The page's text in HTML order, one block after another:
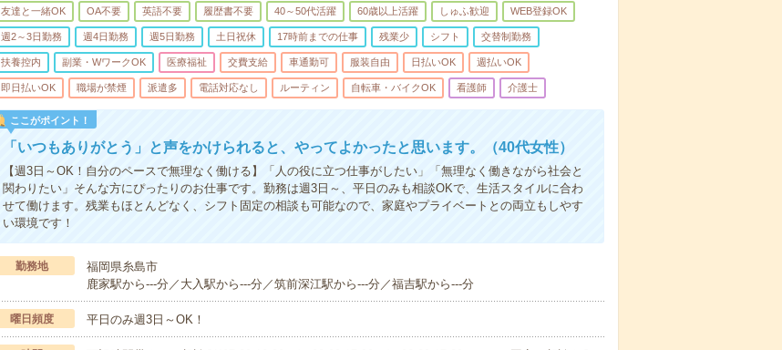
友達と一緒OK OA不要 英語不要 履歴書不要 40～50代活躍 60歳以上活躍 しゅふ歓迎 WEB登録OK
週2～3日勤務 週4日勤務 週5日勤務 土日祝休 17時前までの仕事 残業少 シフト 交替制勤務
扶養控内 副業・WワークOK 医療福祉 交費支給 車通勤可 服装自由 日払いOK 週払いOK
即日払いOK 職場が禁煙 派遣多 電話対応なし ルーティン 自転車・バイクOK 看護師 介護士
ここがポイント！
「いつもありがとう」と声をかけられると、やってよかったと思います。（40代女性）
【週3日～OK！自分のペースで無理なく働ける】「人の役に立つ仕事がしたい」「無理なく働きながら社会と
関わりたい」そんな方にぴったりのお仕事です。勤務は週3日～、平日のみも相談OKで、生活スタイルに合わ
せて働けます。残業もほとんどなく、シフト固定の相談も可能なので、家庭やプライベートとの両立もしやす
い環境です！
勤務地
福岡県糸島市
鹿家駅から---分／大入駅から---分／筑前深江駅から---分／福吉駅から---分
曜日頻度 平日のみ週3日～OK！